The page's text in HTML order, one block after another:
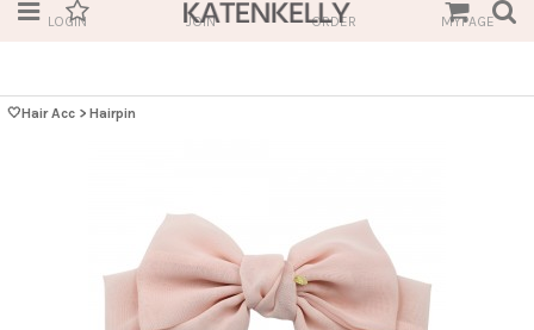
LOGIN JOIN ORDER MYPAGE
🤍Hair Acc > Hairpin